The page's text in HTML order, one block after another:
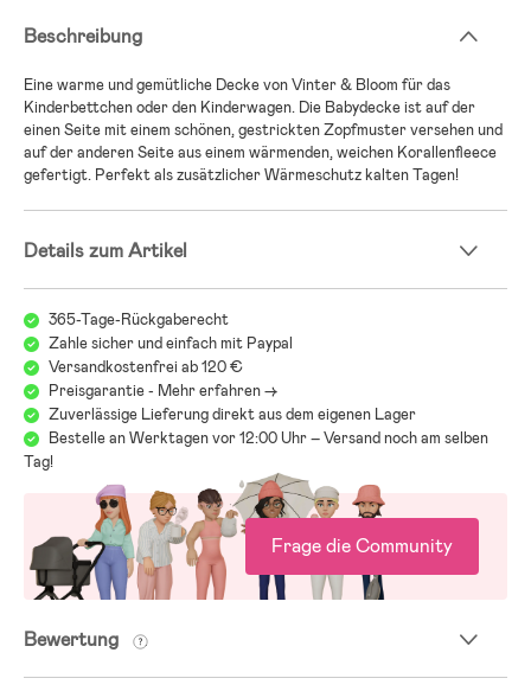
Beschreibung
Eine warme und gemütliche Decke von Vinter & Bloom für das
Kinderbettchen oder den Kinderwagen. Die Babydecke ist auf der
einen Seite mit einem schönen, gestrickten Zopfmuster versehen und
auf der anderen Seite aus einem wärmenden, weichen Korallenfleece
gefertigt. Perfekt als zusätzlicher Wärmeschutz kalten Tagen!
Details zum Artikel
365-Tage-Rückgaberecht
Zahle sicher und einfach mit Paypal
Versandkostenfrei ab 120 €
Preisgarantie - Mehr erfahren ->
Zuverlässige Lieferung direkt aus dem eigenen Lager
Bestelle an Werktagen vor 12:00 Uhr – Versand noch am selben
Tag!
Frage die Community
Bewertung